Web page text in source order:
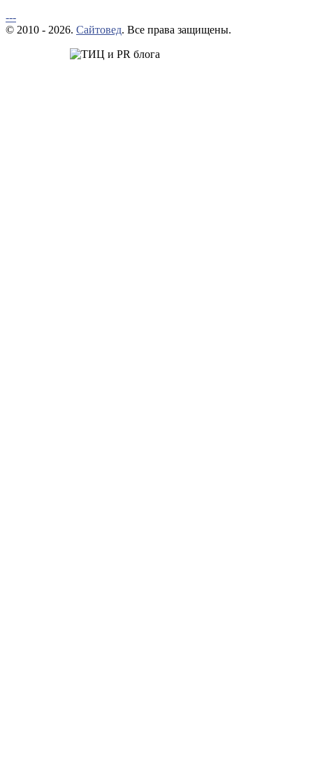
---
© 2010 - 2026. Сайтовед. Все права защищены.